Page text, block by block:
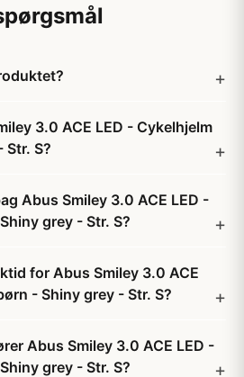
3.0 ACE LED - Cykelhjelm
S?
Abus Smiley 3.0 ACE LED -
grey - Str. S?
for Abus Smiley 3.0 ACE
- Shiny grey - Str. S?
Abus Smiley 3.0 ACE LED -
grey - Str. S?